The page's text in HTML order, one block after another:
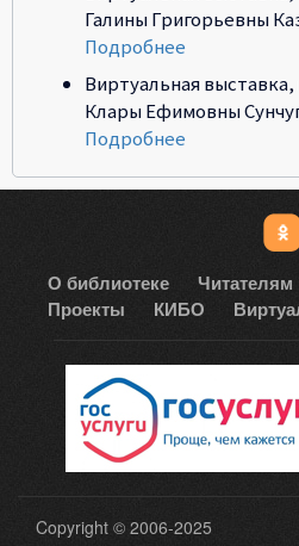
Галины Григорьевны
Подробнее
Виртуальная
Клары Ефимовны
Подробнее
О библиотеке Читателям
Проекты
КИБО
Copyright © 2006-2025